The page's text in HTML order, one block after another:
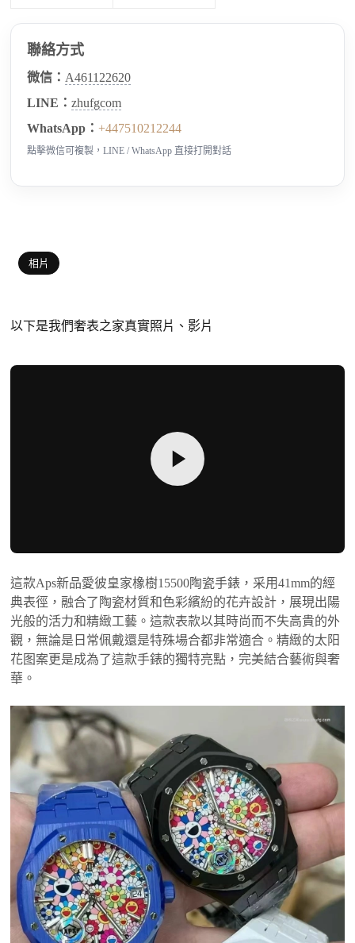
聯絡方式
微信： A461122620
LINE：zhufgcom
WhatsApp：+447510212244
點擊微信可複製，LINE / WhatsApp 直接打開對話
相片
以下是我們奢表之家真實照片、影片
這款Aps新品愛彼皇家橡樹15500陶瓷手錶，采用41mm的經
典表徑，融合了陶瓷材質和色彩繽紛的花卉設計，展現出陽
光般的活力和精緻工藝。這款表款以其時尚而不失高貴的外
觀，無論是日常佩戴還是特殊場合都非常適合。精緻的太阳
花图案更是成為了這款手錶的獨特亮點，完美結合藝術與奢
華。